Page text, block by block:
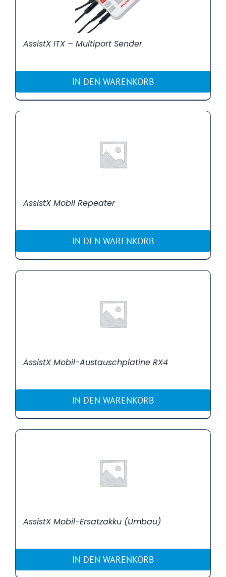
AssistX ITX – Multiport Sender
IN DEN WARENKORB
AssistX Mobil Repeater
IN DEN WARENKORB
AssistX Mobil-Austauschplatine RX4
IN DEN WARENKORB
AssistX Mobil-Ersatzakku (Umbau)
IN DEN WARENKORB